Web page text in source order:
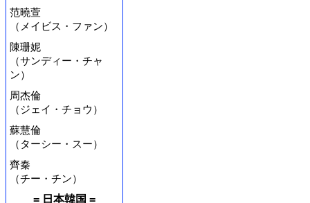
范曉萱
（メイビス・ファン）
陳珊妮
（サンディー・チャ
ン）
周杰倫
（ジェイ・チョウ）
蘇慧倫
（ターシー・スー）
齊秦
（チー・チン）
= 日本韓国 =